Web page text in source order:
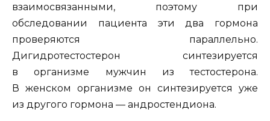
взаимосвязанными, поэтому при
обследовании пациента эти два гормона
проверяются параллельно.
Дигидротестостерон синтезируется
в организме мужчин из тестостерона.
В женском организме он синтезируется уже
из другого гормона — андростендиона.